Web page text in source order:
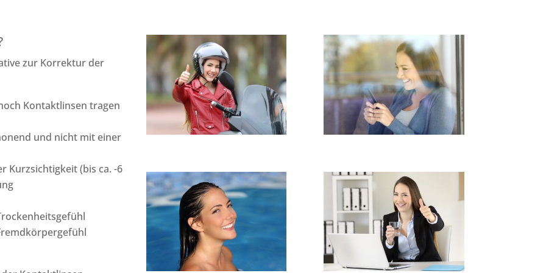
zur Korrektur der
Kontaktlinsen tragen
und nicht mit einer
Kurzsichtigkeit (bis ca. -6